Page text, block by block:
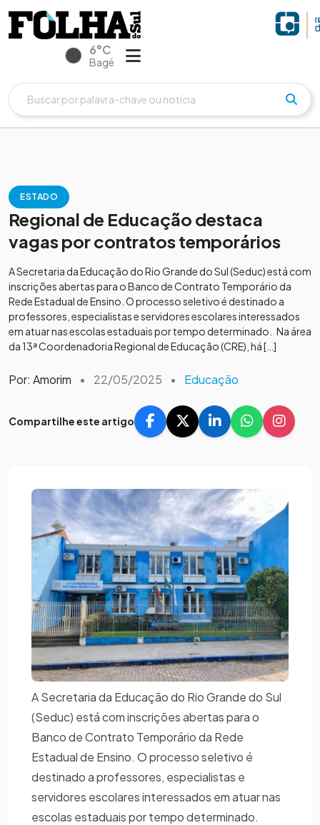
6°C
Bagé
ESTADO
Regional de Educação destaca
vagas por contratos temporários
A Secretaria da Educação do Rio Grande do Sul (Seduc) está com
inscrições abertas para o Banco de Contrato Temporário da
Rede Estadual de Ensino. O processo seletivo é destinado a
professores, especialistas e servidores escolares interessados
em atuar nas escolas estaduais por tempo determinado. Na área
da 13ª Coordenadoria Regional de Educação (CRE), há […]
Por: Amorim • 22/05/2025 • Educação
Compartilhe este artigo
A Secretaria da Educação do Rio Grande do Sul
(Seduc) está com inscrições abertas para o
Banco de Contrato Temporário da Rede
Estadual de Ensino. O processo seletivo é
destinado a professores, especialistas e
servidores escolares interessados em atuar nas
escolas estaduais por tempo determinado.